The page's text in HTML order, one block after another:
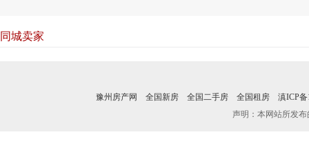
同城卖家
豫州房产网 全国新房 全国二手房 全国租房
滇ICP备
声明：本网站所发